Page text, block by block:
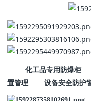
化工品专用防爆
置管理 设备安全防